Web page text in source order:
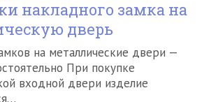
накладного замка на
дверь
на металлические двери —
При покупке
входной двери изделие